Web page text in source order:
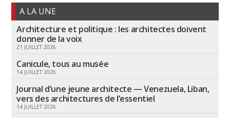
A LA UNE
Architecture et politique : les architectes doivent
donner de la voix
21 JUILLET 2026
Canicule, tous au musée
14 JUILLET 2026
Journal d’une jeune architecte — Venezuela, Liban,
vers des architectures de l’essentiel
14 JUILLET 2026